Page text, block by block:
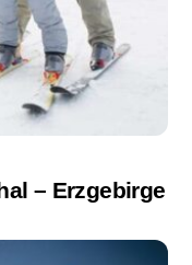
– Erzgebirge